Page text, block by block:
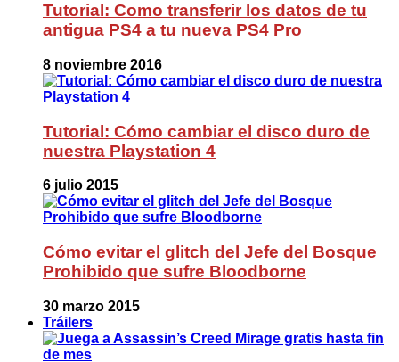
Tutorial: Como transferir los datos de tu
antigua PS4 a tu nueva PS4 Pro
8 noviembre 2016
Tutorial: Cómo cambiar el disco duro de
nuestra Playstation 4
6 julio 2015
Cómo evitar el glitch del Jefe del Bosque
Prohibido que sufre Bloodborne
30 marzo 2015
Tráilers